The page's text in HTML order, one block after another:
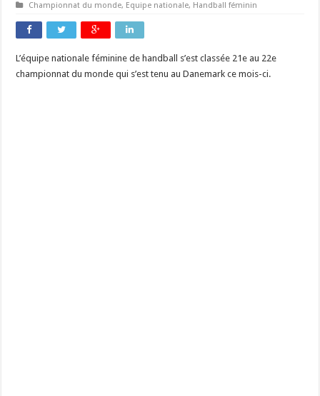
Championnat du monde, Equipe nationale, Handball féminin
L’équipe nationale féminine de handball s’est classée 21e au 22e
championnat du monde qui s’est tenu au Danemark ce mois-ci.